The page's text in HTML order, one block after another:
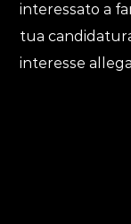
interessato a
tua
interesse